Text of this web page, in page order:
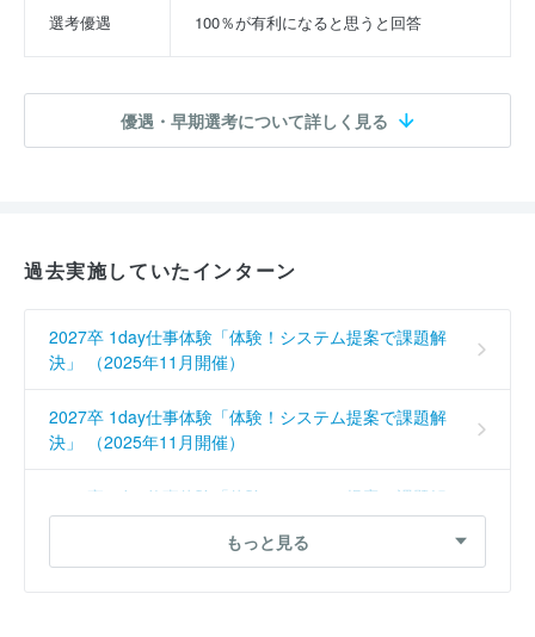
選考優遇 100％が有利になると思うと回答
優遇・早期選考について詳しく見る
過去実施していたインターン
2027卒 1day仕事体験「体験！システム提案で課題解
決」 （2025年11月開催）
2027卒 1day仕事体験「体験！システム提案で課題解
決」 （2025年11月開催）
2027卒 1day仕事体験「体験！システム提案で課題解
決」 （2025年11月開催）
2027卒 1day仕事体験「体感！レゴ®で組込み開発」
（2025年10月開催）
もっと見る